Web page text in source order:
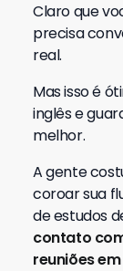
Claro que
precisa
real.
Mas isso é
inglês e
melhor.
A gente
coroar sua
de estudos
contato
reuniões